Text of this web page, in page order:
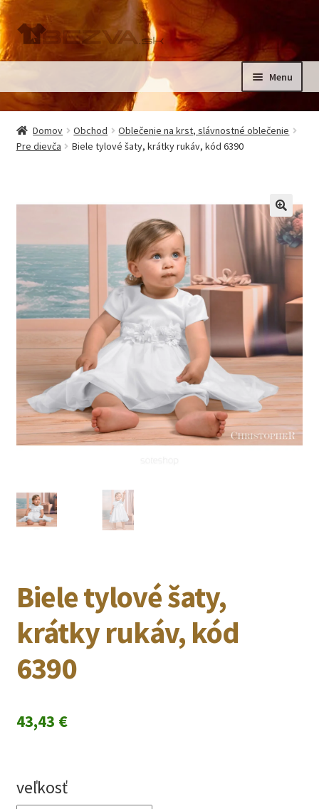
Preskočiť
na
navigáciu
Preskočiť
na
obsah
Menu
Domov
Pre deti
Domov Obchod
Oblečenie na krst, slávnostné oblečenie
Pre dievča
Biele tylové šaty, krátky rukáv, kód 6390
🔍
Biele tylové šaty,
krátky rukáv, kód
6390
43,43 €
veľkosť